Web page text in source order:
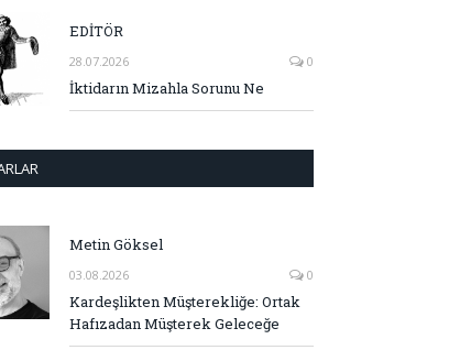
EDİTÖR
28.07.2026 0
İktidarın Mizahla Sorunu Ne
Metin Göksel
03.08.2026 0
Kardeşlikten Müşterekliğe: Ortak
Hafızadan Müşterek Geleceğe